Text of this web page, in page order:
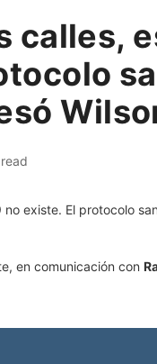
calles,
en comunicación con